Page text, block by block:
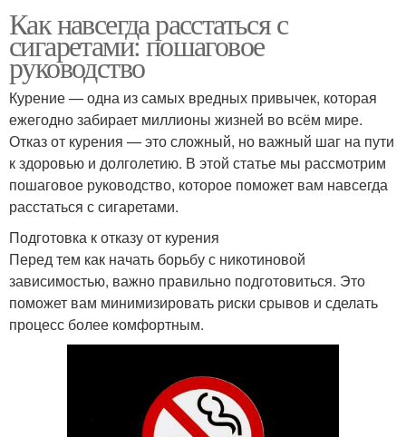
Как навсегда расстаться с
сигаретами: пошаговое
руководство
Курение — одна из самых вредных привычек, которая
ежегодно забирает миллионы жизней во всём мире.
Отказ от курения — это сложный, но важный шаг на пути
к здоровью и долголетию. В этой статье мы рассмотрим
пошаговое руководство, которое поможет вам навсегда
расстаться с сигаретами.
Подготовка к отказу от курения
Перед тем как начать борьбу с никотиновой
зависимостью, важно правильно подготовиться. Это
поможет вам минимизировать риски срывов и сделать
процесс более комфортным.